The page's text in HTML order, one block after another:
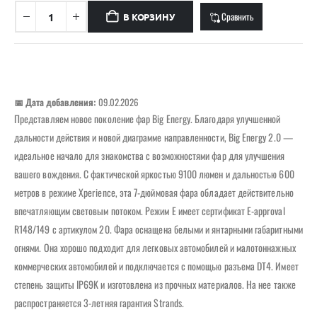
В КОРЗИНУ Сравнить
📅 Дата добавления: 09.02.2026
Представляем новое поколение фар Big Energy. Благодаря улучшенной
дальности действия и новой диаграмме направленности, Big Energy 2.0 —
идеальное начало для знакомства с возможностями фар для улучшения
вашего вождения. С фактической яркостью 9100 люмен и дальностью 600
метров в режиме Xperience, эта 7-дюймовая фара обладает действительно
впечатляющим световым потоком. Режим E имеет сертификат E-approval
R148/149 с артикулом 20. Фара оснащена белыми и янтарными габаритными
огнями. Она хорошо подходит для легковых автомобилей и малотоннажных
коммерческих автомобилей и подключается с помощью разъема DT4. Имеет
степень защиты IP69K и изготовлена ​​из прочных материалов. На нее также
распространяется 3-летняя гарантия Strands.